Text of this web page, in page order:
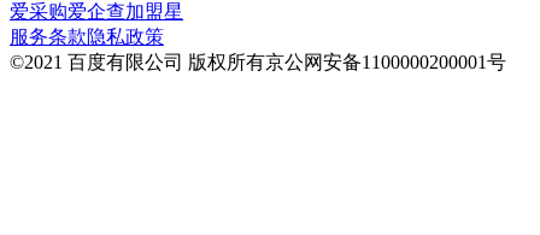
爱采购爱企查加盟星
服务条款隐私政策
©2021 百度有限公司 版权所有京公网安备1100000200001号